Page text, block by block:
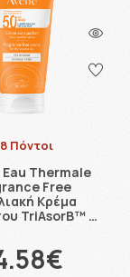
Πόντοι
Eau Thermale
Free
Κρέμα
TriAsorB™ …